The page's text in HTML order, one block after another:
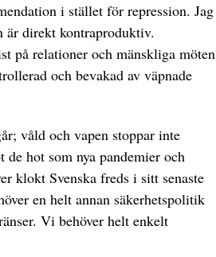
i stället för repression. Jag
är direkt kontraproduktiv.
på relationer och mänskliga möten
och bevakad av väpnade
våld och vapen stoppar inte
hot som nya pandemier och
klokt Svenska freds i sitt senaste
en helt annan säkerhetspolitik
Vi behöver helt enkelt